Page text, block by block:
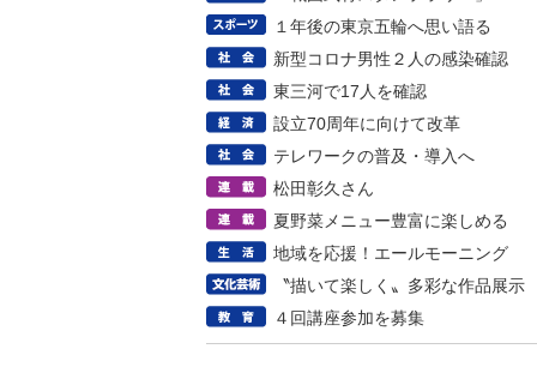
１年後の東京五輪へ思い語る
新型コロナ男性２人の感染確認
東三河で17人を確認
設立70周年に向けて改革
テレワークの普及・導入へ
松田彰久さん
夏野菜メニュー豊富に楽しめる
地域を応援！エールモーニング
〝描いて楽しく〟多彩な作品展示
４回講座参加を募集